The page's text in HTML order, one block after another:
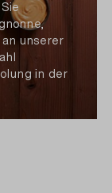
unserer
in der